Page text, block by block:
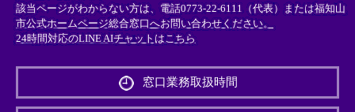
該当ページがわからない方は、電話0773-22-6111（代表）または福知山
市公式ホームページ総合窓口へお問い合わせください。
24時間対応のLINE AIチャットはこちら
外
リ
窓口業務取扱時間